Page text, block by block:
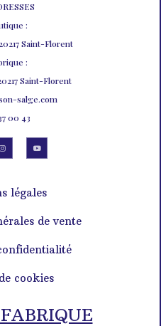
:
Saint-Florent
:
Saint-Florent
salge.com
00 43
légales
de vente
cookies